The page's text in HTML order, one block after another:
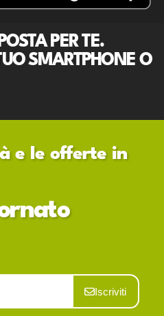
PER TE.
SMARTPHONE O
e le offerte in
Iscriviti